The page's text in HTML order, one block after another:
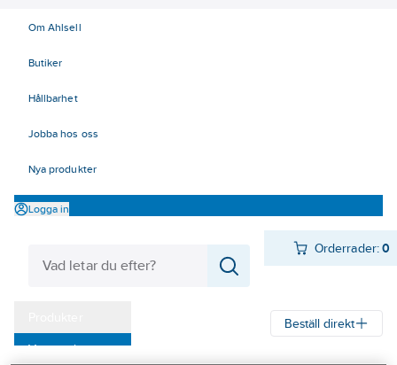
Om Ahlsell
Butiker
Hållbarhet
Jobba hos oss
Nya produkter
Logga in
Orderrader:0
Varumärken
Beställ direkt